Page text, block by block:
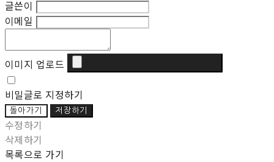
글쓴이
이메일
이미지 업로드
비밀글로 지정하기
돌아가기 저장하기
수정하기
삭제하기
목록으로 가기